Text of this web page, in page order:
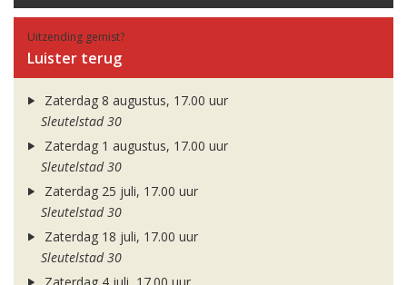
Uitzending gemist?
Luister terug
Zaterdag 8 augustus, 17.00 uur
Sleutelstad 30
Zaterdag 1 augustus, 17.00 uur
Sleutelstad 30
Zaterdag 25 juli, 17.00 uur
Sleutelstad 30
Zaterdag 18 juli, 17.00 uur
Sleutelstad 30